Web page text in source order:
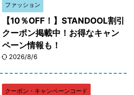
ファッション
【10％OFF！】STANDOOL割引
クーポン掲載中！お得なキャン
ペーン情報も！
2026/8/6
クーポン・キャンペーンコード